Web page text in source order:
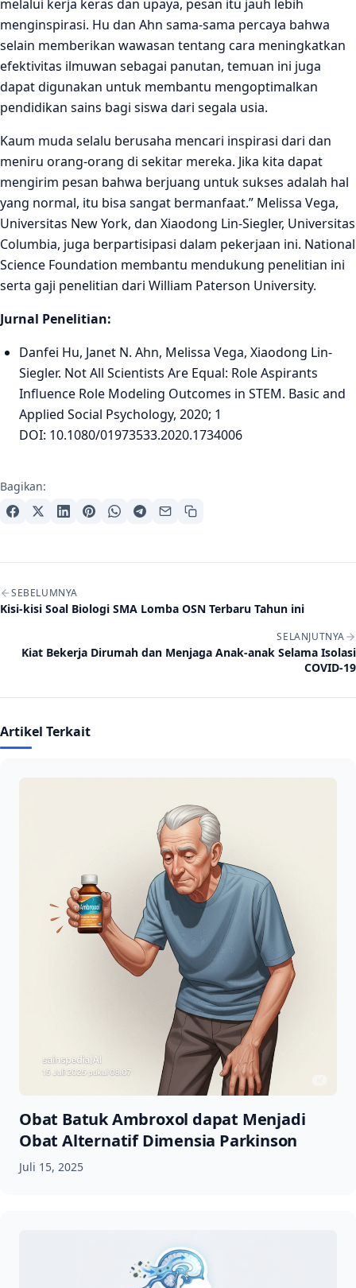
melalui kerja keras dan upaya, pesan itu jauh lebih
menginspirasi. Hu dan Ahn sama-sama percaya bahwa
selain memberikan wawasan tentang cara meningkatkan
efektivitas ilmuwan sebagai panutan, temuan ini juga
dapat digunakan untuk membantu mengoptimalkan
pendidikan sains bagi siswa dari segala usia.
Kaum muda selalu berusaha mencari inspirasi dari dan
meniru orang-orang di sekitar mereka. Jika kita dapat
mengirim pesan bahwa berjuang untuk sukses adalah hal
yang normal, itu bisa sangat bermanfaat.” Melissa Vega,
Universitas New York, dan Xiaodong Lin-Siegler, Universitas
Columbia, juga berpartisipasi dalam pekerjaan ini. National
Science Foundation membantu mendukung penelitian ini
serta gaji penelitian dari William Paterson University.
Jurnal Penelitian:
Danfei Hu, Janet N. Ahn, Melissa Vega, Xiaodong Lin-
Siegler. Not All Scientists Are Equal: Role Aspirants
Influence Role Modeling Outcomes in STEM. Basic and
Applied Social Psychology, 2020; 1
DOI: 10.1080/01973533.2020.1734006
Bagikan:
Navigasi artikel
SEBELUMNYA
Kisi-kisi Soal Biologi SMA Lomba OSN Terbaru Tahun ini
SELANJUTNYA
Kiat Bekerja Dirumah dan Menjaga Anak-anak Selama Isolasi
COVID-19
Artikel Terkait
Obat Batuk Ambroxol dapat Menjadi
Obat Alternatif Dimensia Parkinson
Juli 15, 2025